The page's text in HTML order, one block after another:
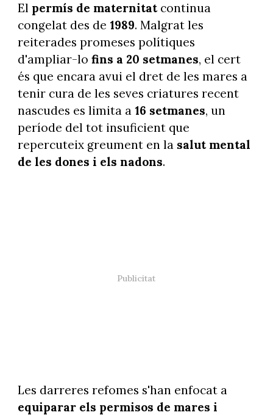
El permís de maternitatcontinua
congelat des de 1989. Malgrat les
reiterades promeses polítiques
d'ampliar-lo fins a 20 setmanes, el cert
és que encara avui el dret de les mares a
tenir cura de les seves criatures recent
nascudes es limita a 16 setmanes, un
període del tot insuficient que
repercuteix greument en la salut mental
de les dones i els nadons.
Les darreres refomes s'han enfocat a
equiparar els permisos de mares i